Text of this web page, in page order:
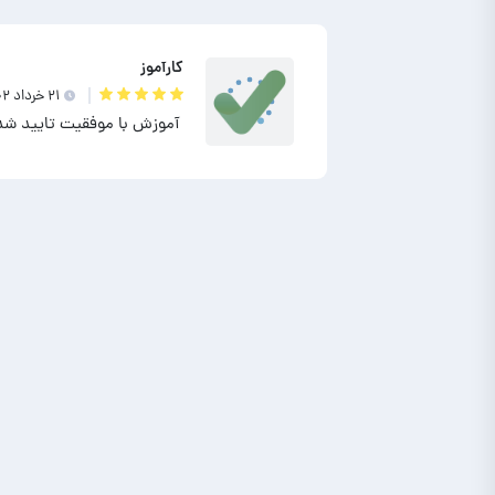
کارآموز
۲۱ خرداد ۱۴۰۲
آموزش با موفقیت تایید